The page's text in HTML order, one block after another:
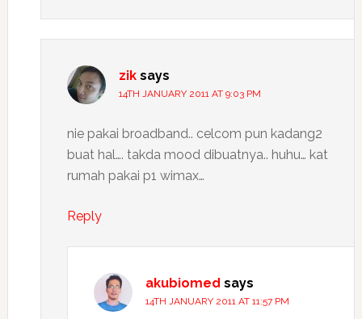
zik says
14TH JANUARY 2011 AT 9:03 PM
nie pakai broadband.. celcom pun kadang2
buat hal…. takda mood dibuatnya.. huhu… kat
rumah pakai p1 wimax…
Reply
akubiomed says
14TH JANUARY 2011 AT 11:57 PM